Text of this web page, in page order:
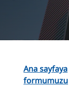
Ana sayfaya
formumuzu